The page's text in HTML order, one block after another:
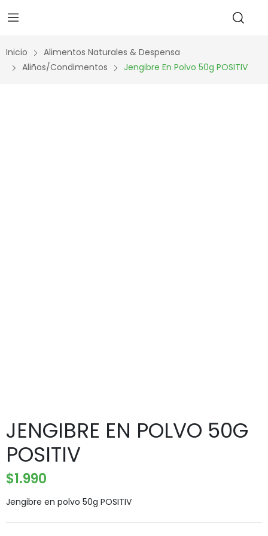
Inicio
Alimentos Naturales & Despensa
Aliños/Condimentos
Jengibre En Polvo 50g POSITIV
JENGIBRE EN POLVO 50G
POSITIV
$1.990
Jengibre en polvo 50g POSITIV